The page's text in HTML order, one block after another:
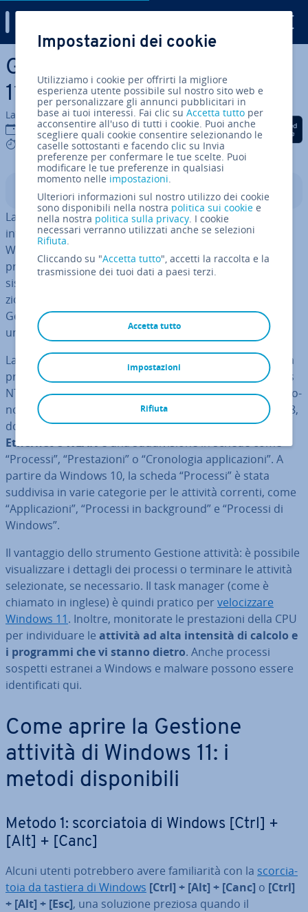
Vai al contenuto prin­ci­pa­le
Gestione attività di Windows
11: de­fi­ni­zio­ne e ap­pli­ca­zio­ne
La redazione di IONOS
07 ago 2023
6 mins
Condividi via Facebook
Condividi via Twitter
Condividi via
Indice
La Gestione attività di Windows 11 è uno strumento
interno di Microsoft che fa parte del sistema operativo
Windows. Fornisce un comodo riepilogo di tutti i
processi e programmi in ese­cu­zio­ne e aiuta a gestire i
sistemi, a terminare le attività e ad ana­liz­za­re le pre­sta­
zio­ni del sistema. Esistono diversi modi per aprire la
Gestione attività di Windows 11: tramite il menu Start,
una scor­cia­to­ia Windows o la finestra di dialogo Esegui.
La Gestione attività di Windows è stata svi­lup­pa­ta per la
prima volta nel 1996 e ri­la­scia­ta come parte di Windows
NT 4.0 e Windows 9x. Questo strumento, così come lo co­
no­scia­mo oggi, è stato integrato a partire da Windows 8,
dove forniva già unriepilogo ri­guar­dan­te CPU, RAM,
Ethernet e WLANe una sud­di­vi­sio­ne in schede come
“Processi”, “Pre­sta­zio­ni” o “Cro­no­lo­gia ap­pli­ca­zio­ni”. A
partire da Windows 10, la scheda “Processi” è stata
suddivisa in varie categorie per le attività correnti, come
“Ap­pli­ca­zio­ni”, “Processi in back­ground” e “Processi di
Windows”.
Il vantaggio dello strumento Gestione attività: è possibile
vi­sua­liz­za­re i dettagli dei processi o terminare le attività
se­le­zio­na­te, se ne­ces­sa­rio. Il task manager (come è
chiamato in inglese) è quindi pratico per ve­lo­ciz­za­re
Windows 11. Inoltre, mo­ni­to­ra­te le pre­sta­zio­ni della CPU
per in­di­vi­dua­re le attività ad alta intensità di calcolo e
i programmi che vi stanno dietro. Anche processi
sospetti estranei a Windows e malware possono essere
iden­ti­fi­ca­ti qui.
Come aprire la Gestione
attività di Windows 11: i
metodi di­spo­ni­bi­li
Metodo 1: scor­cia­to­ia di Windows [Ctrl] +
[Alt] + [Canc]
Alcuni utenti po­treb­be­ro avere fa­mi­lia­ri­tà con la scor­cia­
to­ia da tastiera di Windows [Ctrl] + [Alt] + [Canc] o [Ctrl]
+ [Alt] + [Esc], una soluzione preziosa quando il
Impostazioni dei cookie
Utilizziamo i cookie per offrirti la migliore
esperienza utente possibile sul nostro sito web e
per personalizzare gli annunci pubblicitari in
base ai tuoi interessi. Fai clic suAccetta tutto per
acconsentire all'uso di tutti i cookie. Puoi anche
scegliere quali cookie consentire selezionando le
caselle sottostanti e facendo clic su Invia
preferenze per confermare le tue scelte. Puoi
modificare le tue preferenze in qualsiasi
momento nelle impostazioni.
Ulteriori informazioni sul nostro utilizzo dei cookie
sono disponibili nella nostra politica sui cookie e
nella nostra politica sulla privacy. I cookie
necessari verranno utilizzati anche se selezioni
Rifiuta.
Cliccando su "Accetta tutto", accetti la raccolta e la
trasmissione dei tuoi dati a paesi terzi.
Accetta tutto
Rifiuta
impostazioni